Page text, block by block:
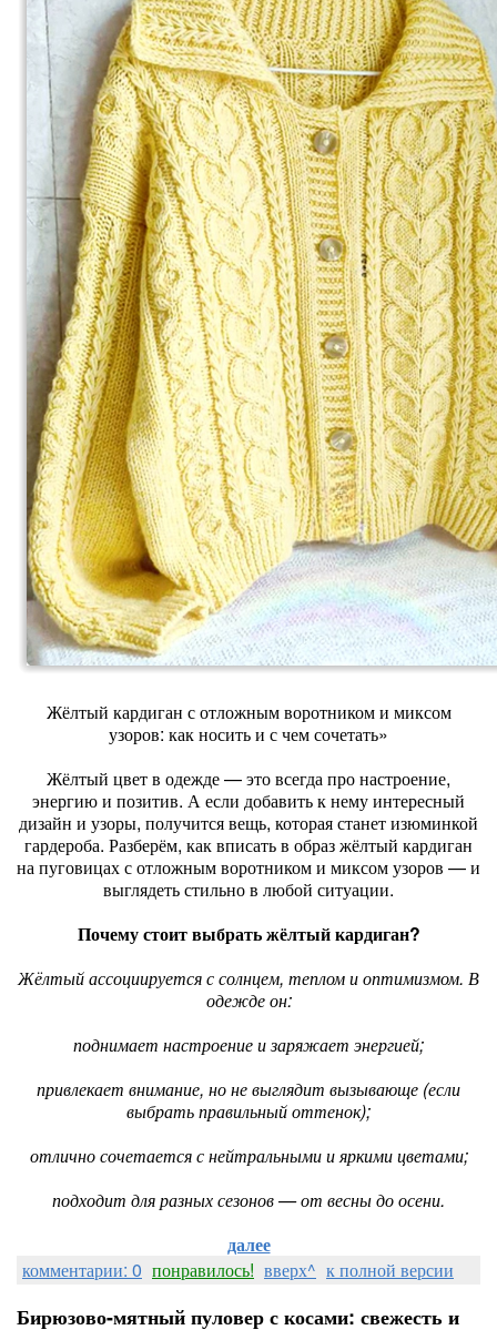
Жёлтый кардиган с отложным воротником и миксом
узоров: как носить и с чем сочетать»
Жёлтый цвет в одежде — это всегда про настроение,
энергию и позитив. А если добавить к нему интересный
дизайн и узоры, получится вещь, которая станет изюминкой
гардероба. Разберём, как вписать в образ жёлтый кардиган
на пуговицах с отложным воротником и миксом узоров — и
выглядеть стильно в любой ситуации.
Почему стоит выбрать жёлтый кардиган?
Жёлтый ассоциируется с солнцем, теплом и оптимизмом. В
одежде он:
поднимает настроение и заряжает энергией;
привлекает внимание, но не выглядит вызывающе (если
выбрать правильный оттенок);
отлично сочетается с нейтральными и яркими цветами;
подходит для разных сезонов — от весны до осени.
далее
комментарии: 0 понравилось! вверх^ к полной версии
Бирюзово-мятный пуловер с косами: свежесть и